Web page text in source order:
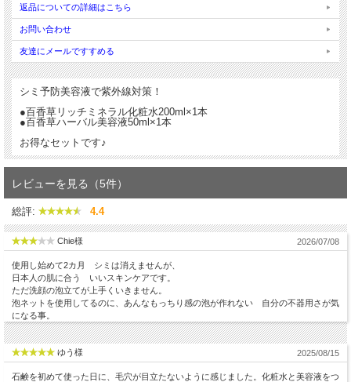
返品についての詳細はこちら
お問い合わせ
友達にメールですすめる
シミ予防美容液で紫外線対策！
●百香草リッチミネラル化粧水200ml×1本
●百香草ハーバル美容液50ml×1本
お得なセットです♪
レビューを見る（5件）
総評: 4.4
Chie様 2026/07/08
使用し始めて2カ月 シミは消えませんが、
日本人の肌に合う いいスキンケアです。
ただ洗顔の泡立てが上手くいきません。
泡ネットを使用してるのに、あんなもっちり感の泡が作れない 自分の不器用さが気
になる事。
ゆう様 2025/08/15
石鹸を初めて使った日に、毛穴が目立たないように感じました。化粧水と美容液をつ